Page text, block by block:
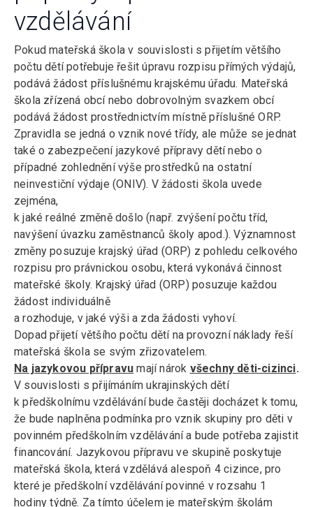
vzdělávání
Pokud mateřská škola v souvislosti s přijetím většího
počtu dětí potřebuje řešit úpravu rozpisu přímých výdajů,
podává žádost příslušnému krajskému úřadu. Mateřská
škola zřízená obcí nebo dobrovolným svazkem obcí
podává žádost prostřednictvím místně příslušné ORP.
Zpravidla se jedná o vznik nové třídy, ale může se jednat
také o zabezpečení jazykové přípravy dětí nebo o
případné zohlednění výše prostředků na ostatní
neinvestiční výdaje (ONIV). V žádosti škola uvede
zejména,
k jaké reálné změně došlo (např. zvýšení počtu tříd,
navýšení úvazku zaměstnanců školy apod.). Významnost
změny posuzuje krajský úřad (ORP) z pohledu celkového
rozpisu pro právnickou osobu, která vykonává činnost
mateřské školy. Krajský úřad (ORP) posuzuje každou
žádost individuálně
a rozhoduje, v jaké výši a zda žádosti vyhoví.
Dopad přijetí většího počtu dětí na provozní náklady řeší
mateřská škola se svým zřizovatelem.
Na jazykovou přípravu mají nárok všechny děti-cizinci.
V souvislosti s přijímáním ukrajinských dětí
k předškolnímu vzdělávání bude častěji docházet k tomu,
že bude naplněna podmínka pro vznik skupiny pro děti v
povinném předškolním vzdělávání a bude potřeba zajistit
financování. Jazykovou přípravu ve skupině poskytuje
mateřská škola, která vzdělává alespoň 4 cizince, pro
které je předškolní vzdělávání povinné v rozsahu 1
hodiny týdně. Za tímto účelem je mateřským školám